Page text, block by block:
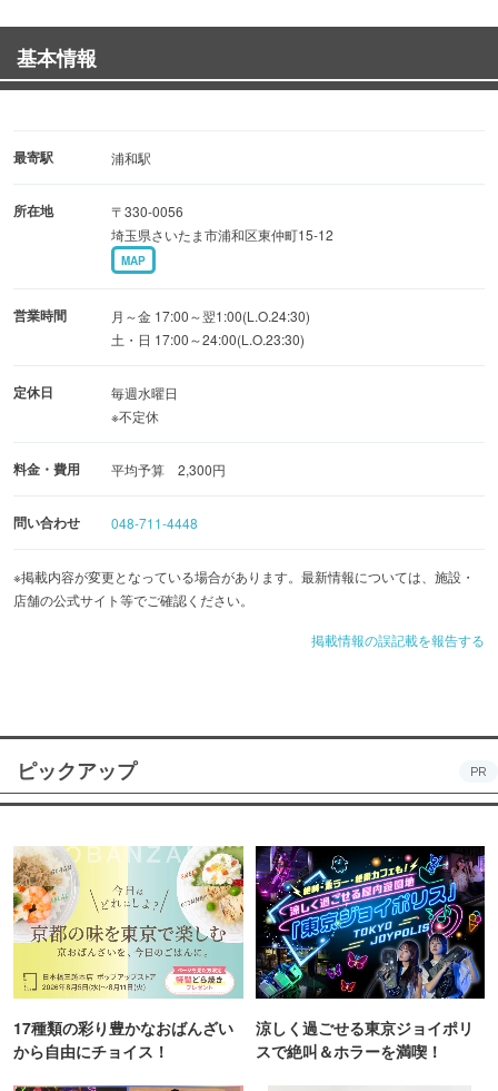
◆燻製 味付半熟卵 490円（税抜）
◆しっとりレバー燻 490円（税抜）
遅くまで元気に営業しております！お気軽にお立ち寄りく
基本情報
最寄駅 浦和駅
所在地
〒330-0056
埼玉県さいたま市浦和区東仲町15-12
MAP
営業時間
月～金 17:00～翌1:00(L.O.24:30)
土・日 17:00～24:00(L.O.23:30)
定休日
毎週水曜日
※不定休
料金・費用 平均予算 2,300円
問い合わせ 048-711-4448
※掲載内容が変更となっている場合があります。最新情報については、施設・
店舗の公式サイト等でご確認ください。
掲載情報の誤記載を報告する
ピックアップ PR
17種類の彩り豊かなおばんざい
から自由にチョイス！
涼しく過ごせる東京ジョイポリ
スで絶叫＆ホラーを満喫！